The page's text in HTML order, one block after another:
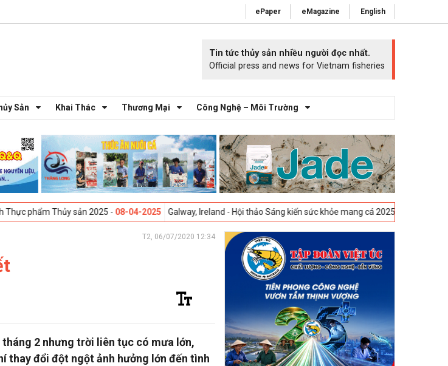
ePaper eMagazine English
Tin tức thủy sản nhiều người đọc nhất.
Official press and news for Vietnam fisheries
Sản Khai Thác Thương Mại Công Nghệ – Môi Trường
sản 2025 -08-04-2025 Galway, Ireland - Hội thảo Sáng kiến sức khỏe mang cá 2025 -23-04-2025 Vigo, Tây Ban
T2, 06/07/2020 12:34
2 nhưng trời liên tục có mưa lớn,
thay đổi đột ngột ảnh hưởng lớn đến tình